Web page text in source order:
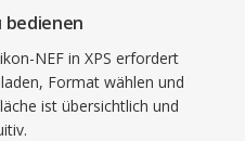
bedienen
NEF in XPS erfordert
Format wählen und
ist übersichtlich und